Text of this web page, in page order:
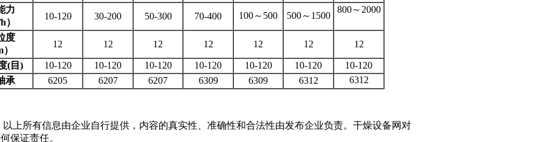
力
）
10-120 30-200 50-300 70-400 100～500 500～1500
800～2000
度
）
12 12 12 12 12 12 12
( 目 ) 10-120 10-120 10-120 10-120 10-120 10-120
10-120
承
6205 6207 6207 6309 6309 6312 6312
以上所有信息由企业自行提供，内容的真实性、准确性和合法性由发布企业负责。干燥设备网对
保证责任。